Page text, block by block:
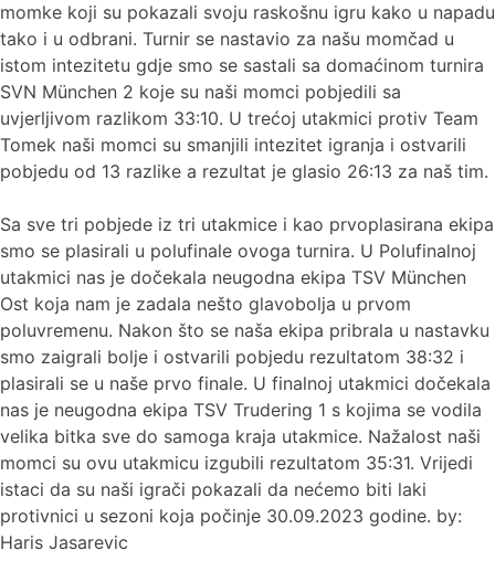
momke koji su pokazali svoju raskošnu igru kako u napadu
tako i u odbrani. Turnir se nastavio za našu momčad u
istom intezitetu gdje smo se sastali sa domaćinom turnira
SVN München 2 koje su naši momci pobjedili sa
uvjerljivom razlikom 33:10. U trećoj utakmici protiv Team
Tomek naši momci su smanjili intezitet igranja i ostvarili
pobjedu od 13 razlike a rezultat je glasio 26:13 za naš tim.
Sa sve tri pobjede iz tri utakmice i kao prvoplasirana ekipa
smo se plasirali u polufinale ovoga turnira. U Polufinalnoj
utakmici nas je dočekala neugodna ekipa TSV München
Ost koja nam je zadala nešto glavobolja u prvom
poluvremenu. Nakon što se naša ekipa pribrala u nastavku
smo zaigrali bolje i ostvarili pobjedu rezultatom 38:32 i
plasirali se u naše prvo finale. U finalnoj utakmici dočekala
nas je neugodna ekipa TSV Trudering 1 s kojima se vodila
velika bitka sve do samoga kraja utakmice. Nažalost naši
momci su ovu utakmicu izgubili rezultatom 35:31. Vrijedi
istaci da su naši igrači pokazali da nećemo biti laki
protivnici u sezoni koja počinje 30.09.2023 godine. by:
Haris Jasarevic